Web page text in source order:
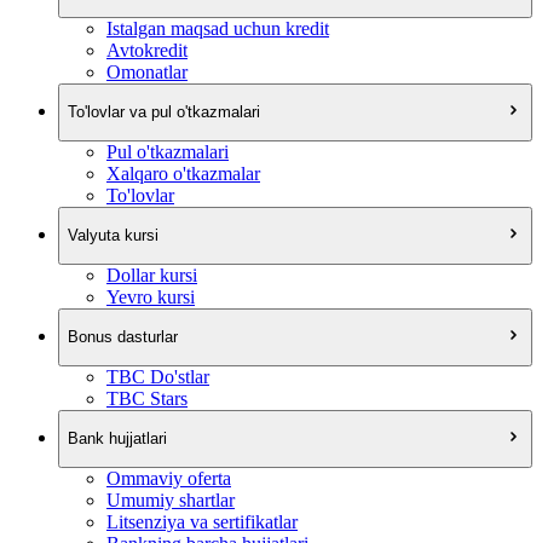
Istalgan maqsad uchun kredit
Avtokredit
Omonatlar
To'lovlar va pul o'tkazmalari
Pul o'tkazmalari
Xalqaro o'tkazmalar
To'lovlar
Valyuta kursi
Dollar kursi
Yevro kursi
Bonus dasturlar
TBC Do'stlar
TBC Stars
Bank hujjatlari
Ommaviy oferta
Umumiy shartlar
Litsenziya va sertifikatlar